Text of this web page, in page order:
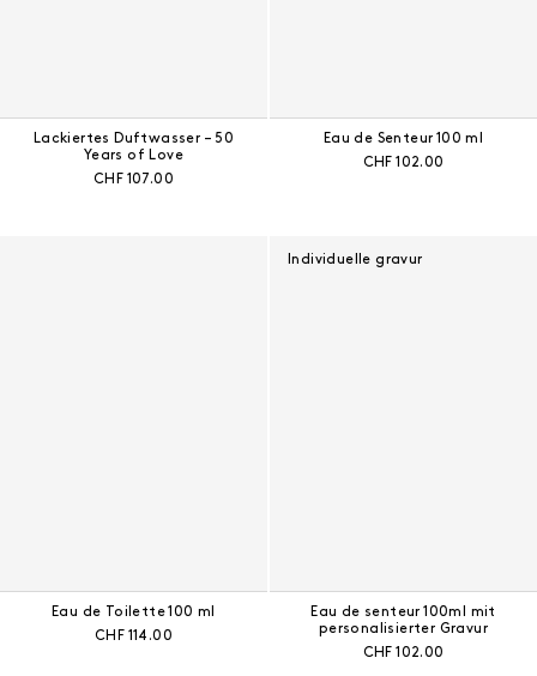
Lackiertes Duftwasser – 50
Years of Love
Aktueller Preis:
CHF 107.00
Eau de Senteur 100 ml
Aktueller Preis:
CHF 102.00
Eau de Toilette 100 ml
Aktueller Preis:
CHF 114.00
Individuelle gravur
Eau de senteur 100ml mit
personalisierter Gravur
Aktueller Preis:
CHF 102.00